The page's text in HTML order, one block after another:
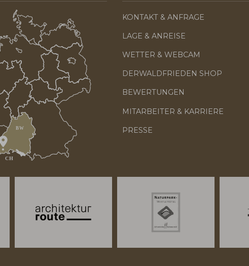
KONTAKT & ANFRAGE
LAGE & ANREISE
WETTER & WEBCAM
DERWALDFRIEDEN SHOP
BEWERTUNGEN
MITARBEITER & KARRIERE
PRESSE